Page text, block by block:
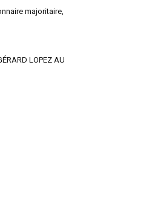
majoritaire,
LOPEZ AU